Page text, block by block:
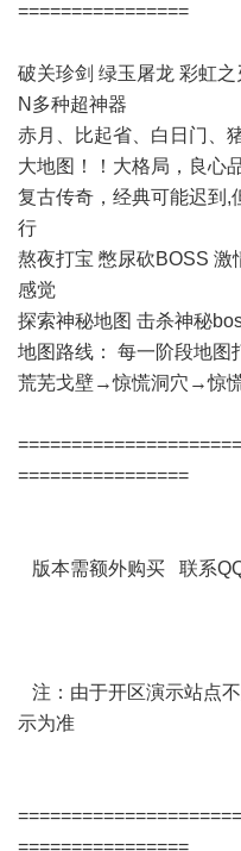
================
破关珍剑 绿玉屠龙 彩虹
N多种超神器
赤月、比起省、白日门、
大地图！！大格局，良心
复古传奇，经典可能迟到,
行
熬夜打宝 憋尿砍BOSS 激
感觉
探索神秘地图 击杀神秘
地图路线： 每一阶段地图
荒芜戈壁→惊慌洞穴→惊
================
版本需额外购买 联系
注：由于开区演示站点
示为准
================